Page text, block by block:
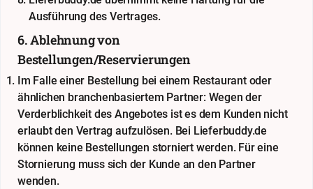
Ausführung des Vertrages.
6. Ablehnung von
Bestellungen/Reservierungen
Im Falle einer Bestellung bei einem Restaurant oder
ähnlichen branchenbasiertem Partner: Wegen der
Verderblichkeit des Angebotes ist es dem Kunden nicht
erlaubt den Vertrag aufzulösen. Bei Lieferbuddy.de
können keine Bestellungen storniert werden. Für eine
Stornierung muss sich der Kunde an den Partner
wenden.